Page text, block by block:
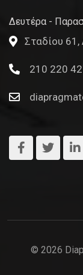
Δευτέρα -
Σταδίου
210 220
© 2026